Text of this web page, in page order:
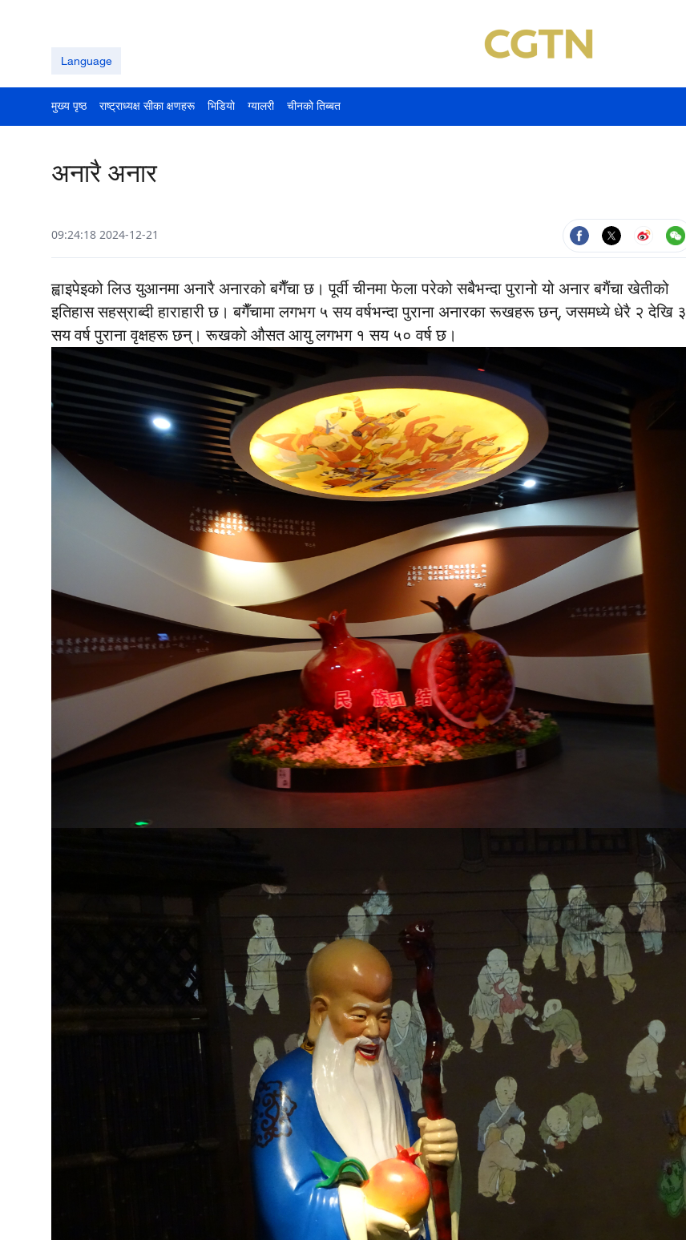
Language
मुख्य पृष्ठ राष्ट्राध्यक्ष सीका क्षणहरू भिडियो ग्यालरी चीनको तिब्बत
अनारै अनार
09:24:18 2024-12-21
ह्वाइपेइको लिउ युआनमा अनारै अनारको बगैँचा छ। पूर्वी चीनमा फेला परेको सबैभन्दा पुरानो यो अनार बगैंचा खेतीको
इतिहास सहस्राब्दी हाराहारी छ। बगैँचामा लगभग ५ सय वर्षभन्दा पुराना अनारका रूखहरू छन्, जसमध्ये धेरै २ देखि ३
सय वर्ष पुराना वृक्षहरू छन्। रूखको औसत आयु लगभग १ सय ५० वर्ष छ।